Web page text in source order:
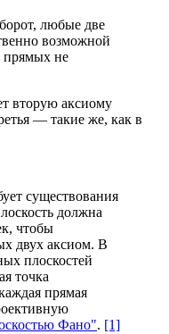
любые две
возможной
прямых не
вторую аксиому
— такие же, как в
существования
должна
чтобы
двух аксиом. В
плоскостей
точка
прямая
Фано". [1]